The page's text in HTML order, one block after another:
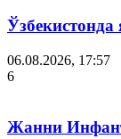
06.08.2026, 17:57
6
Жанни